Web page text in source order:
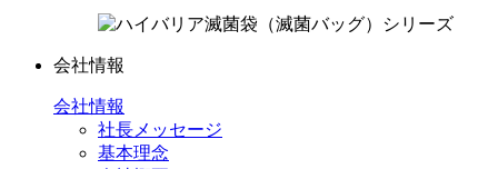
会社情報
会社情報
社長メッセージ
基本理念